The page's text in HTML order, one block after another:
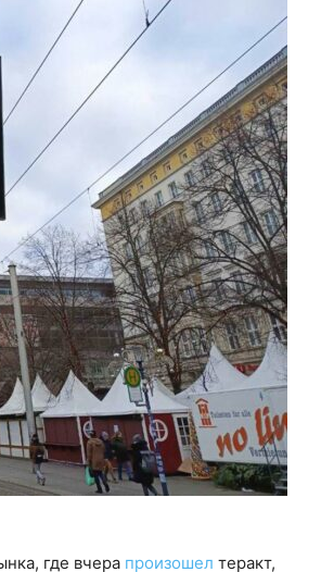
где вчера произошел теракт,